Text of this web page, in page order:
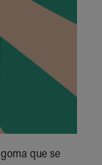
que se